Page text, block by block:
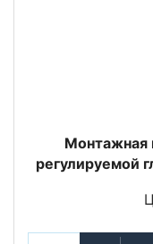
Монтажная
регулируемой